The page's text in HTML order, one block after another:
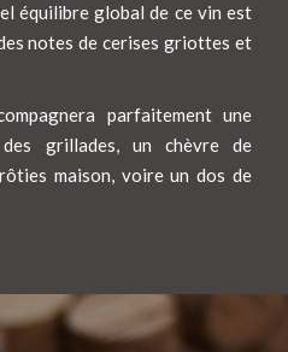
équilibre global de ce vin est
notes de cerises griottes et
parfaitement une
grillades, un chèvre de
maison, voire un dos de